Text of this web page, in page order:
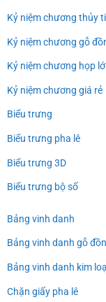
Kỷ niệm chương thủy
Kỷ niệm chương gỗ
Kỷ niệm chương họp
Kỷ niệm chương giá rẻ
Biểu trưng
Biểu trưng pha lê
Biểu trưng 3D
Biểu trưng bộ số
Bảng vinh danh
Bảng vinh danh gỗ
Bảng vinh danh kim
Chặn giấy pha lê